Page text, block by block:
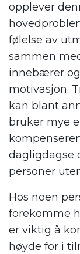
opplever
følelse av
sammen
innebærer
motivasjon.
kan blant
bruker mye
dagligdagse
personer
Hos noen
forekomme
er viktig å
høyde for i